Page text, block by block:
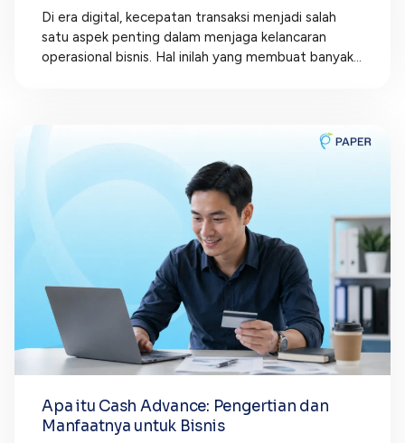
Di era digital, kecepatan transaksi menjadi salah
satu aspek penting dalam menjaga kelancaran
operasional bisnis. Hal inilah yang membuat banyak...
Apa itu Cash Advance: Pengertian dan
Manfaatnya untuk Bisnis